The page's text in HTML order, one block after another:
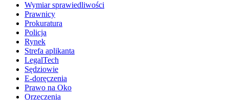
Wymiar sprawiedliwości
Prawnicy
Prokuratura
Policja
Rynek
Strefa aplikanta
LegalTech
Sędziowie
E-doręczenia
Prawo na Oko
Orzeczenia